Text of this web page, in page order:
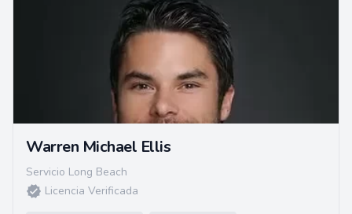
Warren Michael Ellis
Servicio Long Beach
Licencia Verificada